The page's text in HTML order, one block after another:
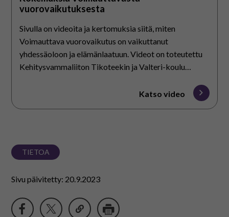
vuorovaikutuksesta
Sivulla on videoita ja kertomuksia siitä, miten
Voimauttava vuorovaikutus on vaikuttanut
yhdessäoloon ja elämänlaatuun. Videot on toteutettu
Kehitysvammaliiton Tikoteekin ja Valteri-koulu
Katso video
TIETOA
Sivu päivitetty: 20.9.2023